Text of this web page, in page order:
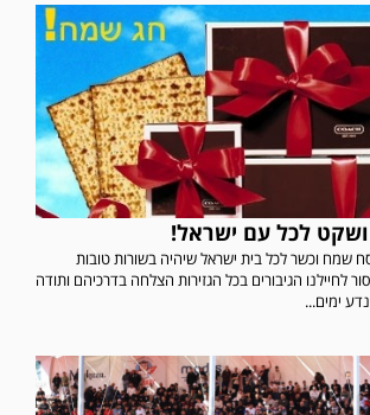
לכל עם ישראל!
שמח וכשר לכל בית ישראל שיהיה בשורות טובות
לחיילנו הגיבורים בכל הגזירות הצלחה בדרכיהם ותודה
ימים...